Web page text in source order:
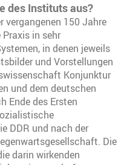
des Instituts aus?
vergangenen 150 Jahre
in sehr
in denen jeweils
und Vorstellungen
Konjunktur
und dem deutschen
Ende des Ersten
DDR und nach der
Die
darin wirkenden